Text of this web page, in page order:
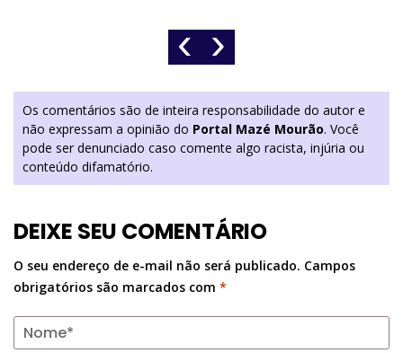
‹ ›
Os comentários são de inteira responsabilidade do autor e
não expressam a opinião do Portal Mazé Mourão. Você
pode ser denunciado caso comente algo racista, injúria ou
conteúdo difamatório.
DEIXE SEU COMENTÁRIO
O seu endereço de e-mail não será publicado. Campos
obrigatórios são marcados com *